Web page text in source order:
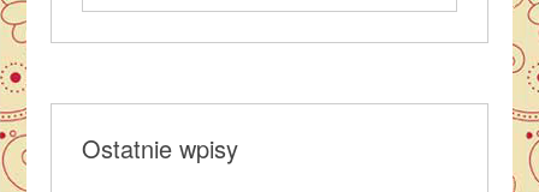
Ostatnie wpisy